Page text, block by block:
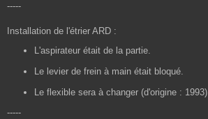
-----
Installation de l'étrier ARD :
L'aspirateur était de la partie.
Le levier de frein à main était bloqué.
Le flexible sera à changer (d'origine : 1993).
-----